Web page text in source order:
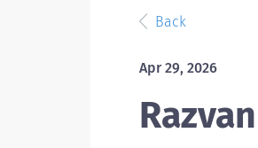
Back
Apr 29, 2026